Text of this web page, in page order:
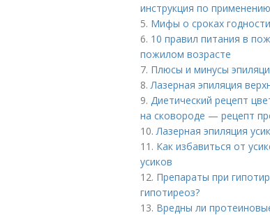
инструкция по применению
5. Мифы о сроках
6. 10 правил питания в
пожилом возрасте
7. Плюсы и минусы
8.Лазерная эпиляция
9. Диетический рецепт
на сковороде — рецепт
10.Лазерная эпиляция
11. Как избавиться от
усиков
12. Препараты при
гипотиреоз?
13. Вредны ли